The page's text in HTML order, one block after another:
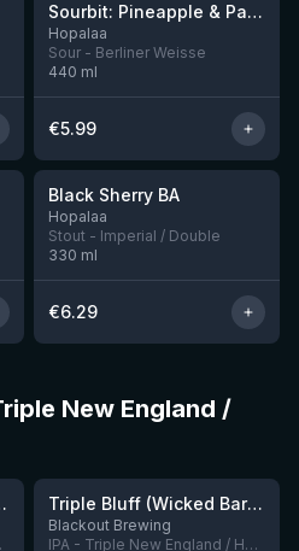
Nog 7Sourbit: Pineapple & Passion Fruit
Hopalaa
Sour - Berliner Weisse
440 ml
€5.99
★3.81
Black Sherry BA
Hopalaa
Stout - Imperial / Double
330 ml
€6.29
New England /
Liftoff Nog 4Triple Bluff (Wicked Barrel collab)
Blackout Brewing
IPA - Triple New England / Hazy